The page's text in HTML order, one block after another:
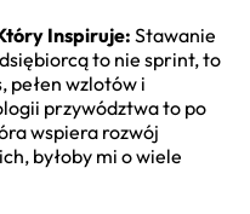
Inspiruje: Stawanie
to nie sprint, to
pełen wzlotów i
przywództwa to po
wspiera rozwój
byłoby mi o wiele